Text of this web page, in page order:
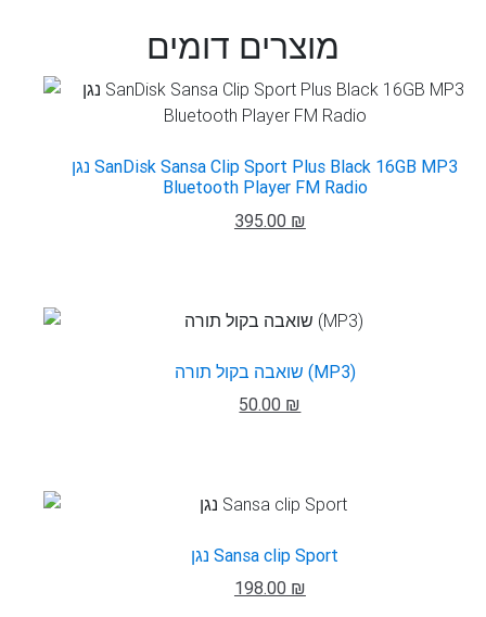
מוצרים דומים
נגן SanDisk Sansa Clip Sport Plus Black 16GB MP3
Bluetooth Player FM Radio
395.00 ₪
שואבה בקול תורה (MP3)
50.00 ₪
נגן Sansa clip Sport
198.00 ₪